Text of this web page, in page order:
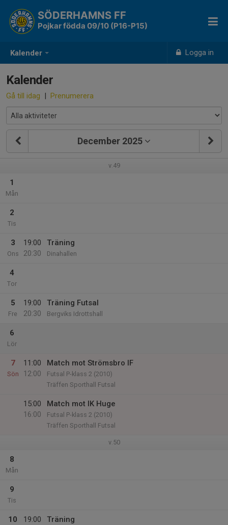
Kalender Logga in
SÖDERHAMNS FF
Pojkar födda 09/10 (P16-P15)
Kalender
Gå till idag | Prenumerera
December 2025
v.49
1
Mån
2
Tis
3
Ons
19:00
20:30
Träning
Dinahallen
4
Tor
5
Fre
19:00
20:30
Träning Futsal
Bergviks Idrottshall
6
Lör
7
Sön
11:00
12:00
Match mot Strömsbro IF
Futsal P-klass 2 (2010)
Träffen Sporthall Futsal
15:00
16:00
Match mot IK Huge
Futsal P-klass 2 (2010)
Träffen Sporthall Futsal
v.50
8
Mån
9
Tis
10
19:00
Träning